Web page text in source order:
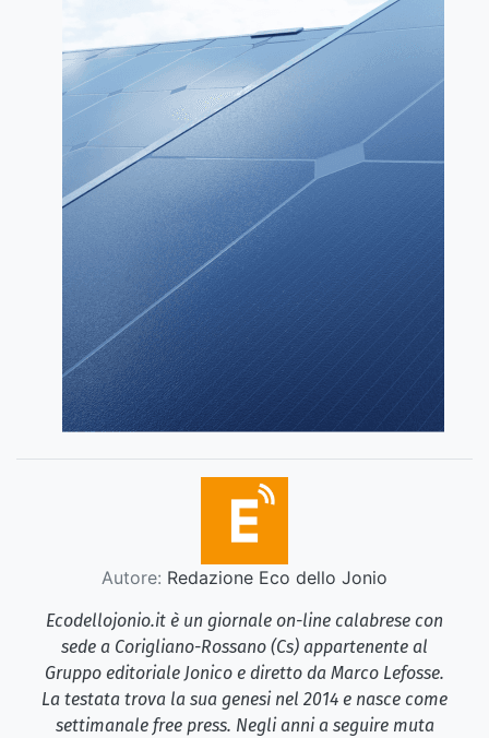
Autore: Redazione Eco dello Jonio
Ecodellojonio.it è un giornale on-line calabrese con
sede a Corigliano-Rossano (Cs) appartenente al
Gruppo editoriale Jonico e diretto da Marco Lefosse.
La testata trova la sua genesi nel 2014 e nasce come
settimanale free press. Negli anni a seguire muta